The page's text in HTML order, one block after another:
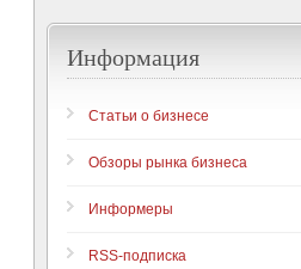
Информация
Статьи о бизнесе
Обзоры рынка бизнеса
Информеры
RSS-подписка